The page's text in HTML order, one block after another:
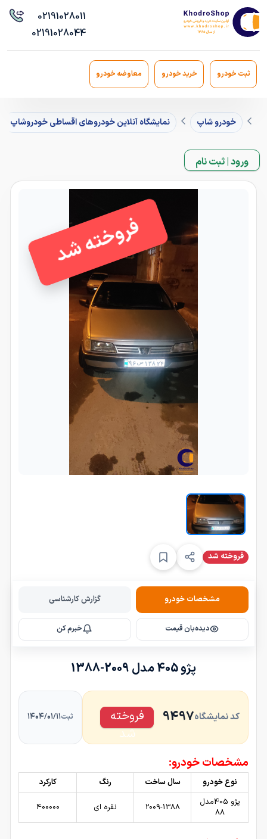
02191028011
02191028044
ثبت خودرو خرید خودرو معاوضه خودرو
خودرو شاپ نمایشگاه آنلاین خودروهای اقساطی خودروشاپ
ورود | ثبت نام
فروخته شد
فروخته شد
مشخصات خودرو گزارش کارشناسی
دیده‌بان قیمت خبرم کن
پژو 405 مدل 2009-1388
کد نمایشگاه9497
فروخته
شد
ثبت۱۴۰۴/۰۱/۱۱
مشخصات خودرو:
نوع خودرو سال ساخت رنگ
کارکرد
پژو 405مدل
88
2009-1388 نقره ای 400000